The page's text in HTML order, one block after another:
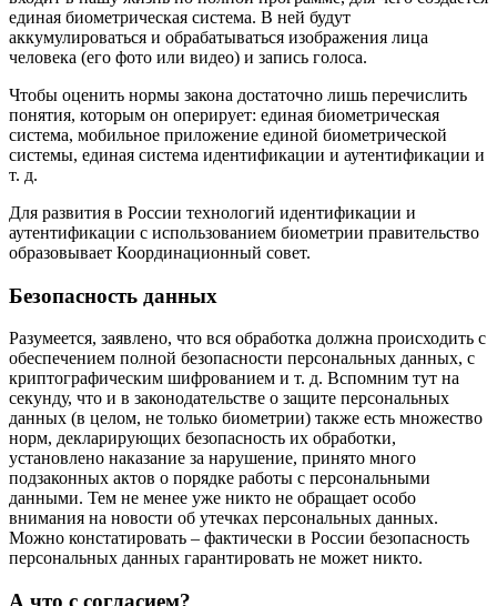
единая биометрическая система. В ней будут
аккумулироваться и обрабатываться изображения лица
человека (его фото или видео) и запись голоса.
Чтобы оценить нормы закона достаточно лишь перечислить
понятия, которым он оперирует: единая биометрическая
система, мобильное приложение единой биометрической
системы, единая система идентификации и аутентификации и
т. д.
Для развития в России технологий идентификации и
аутентификации с использованием биометрии правительство
образовывает Координационный совет.
Безопасность данных
Разумеется, заявлено, что вся обработка должна происходить с
обеспечением полной безопасности персональных данных, с
криптографическим шифрованием и т. д. Вспомним тут на
секунду, что и в законодательстве о защите персональных
данных (в целом, не только биометрии) также есть множество
норм, декларирующих безопасность их обработки,
установлено наказание за нарушение, принято много
подзаконных актов о порядке работы с персональными
данными. Тем не менее уже никто не обращает особо
внимания на новости об утечках персональных данных.
Можно констатировать – фактически в России безопасность
персональных данных гарантировать не может никто.
А что с согласием?